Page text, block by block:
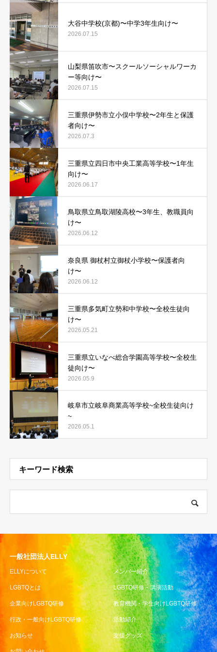
大谷中学校(京都)〜中学3年生向け〜
2026.07.15
山梨県笛吹市〜スクールソーシャルワーカ
ー等向け〜
2026.07.15
三重県伊勢市立小俣中学校〜2年生と保護
者向け〜
2026.07.3
三重県立四日市中央工業高等学校〜1年生
向け〜
2026.06.17
鳥取県立鳥取湖陵高校〜3年生、教職員向
け〜
2026.06.12
奈良県 御杖村立御杖小学校〜保護者向
け〜
2026.06.12
三重県多気町立勢和中学校〜全校生徒向
け〜
2026.05.21
三重県立いなべ総合学園高等学校〜全校生
徒向け〜
2026.05.9
岐阜市立岐阜商業高等学校~全校生徒向け
~
2026.05.1
キーワード検索
一般社団法人ELLY
ELLYについて メンバー紹介
LGBTQとは LGBTQ研修・講演活動
企業向けLGBTQ研修 教育機関・学生向けLGBTQ研修
行政・一般向けLGBTQ研修 活動紹介
お知らせ 支援グッズ